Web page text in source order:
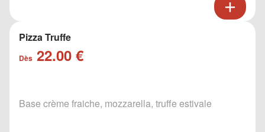
Pizza Truffe
Dès 22.00 €
Base crème fraiche, mozzarella, truffe estivale